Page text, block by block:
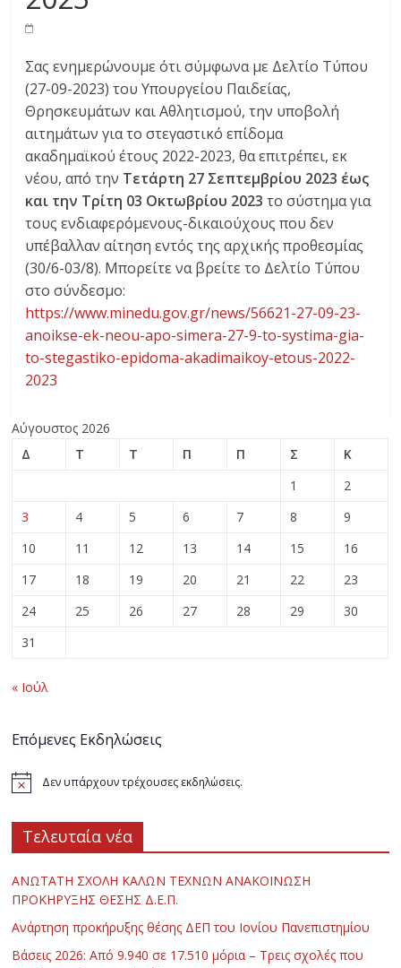
Σας ενημερώνουμε ότι σύμφωνα με Δελτίο Τύπου
(27-09-2023) του Υπουργείου Παιδείας,
Θρησκευμάτων και Αθλητισμού, την υποβολή
αιτημάτων για το στεγαστικό επίδομα
ακαδημαϊκού έτους 2022-2023, θα επιτρέπει, εκ
νέου, από την Τετάρτη 27 Σεπτεμβρίου 2023 έως
και την Τρίτη 03 Οκτωβρίου 2023το σύστημα για
τους ενδιαφερόμενους-δικαιούχους που δεν
υπέβαλλαν αίτηση εντός της αρχικής προθεσμίας
(30/6-03/8). Μπορείτε να βρείτε το Δελτίο Τύπου
στο σύνδεσμο:
https://www.minedu.gov.gr/news/56621-27-09-23-
anoikse-ek-neou-apo-simera-27-9-to-systima-gia-
to-stegastiko-epidoma-akadimaikoy-etous-2022-
2023
Αύγουστος 2026
Δ
Τ Τ Π Π Σ
Κ
1
2
3
4 5 6 7 8
9
10
11 12 13 14 15
16
17
18 19 20 21 22
23
24
25 26 27 28 29
30
31
« Ιούλ
Επόμενες Εκδηλώσεις
Δεν υπάρχουν τρέχουσες εκδηλώσεις.
Τελευταία νέα
ΑΝΩΤΑΤΗ ΣΧΟΛΗ ΚΑΛΩΝ ΤΕΧΝΩΝ ΑΝΑΚΟΙΝΩΣΗ
ΠΡΟΚΗΡΥΞΗΣ ΘΕΣΗΣ Δ.Ε.Π.
Ανάρτηση προκήρυξης θέσης ΔΕΠ του Ιονίου Πανεπιστημίου
Βάσεις 2026: Από 9.940 σε 17.510 μόρια – Τρεις σχολές που